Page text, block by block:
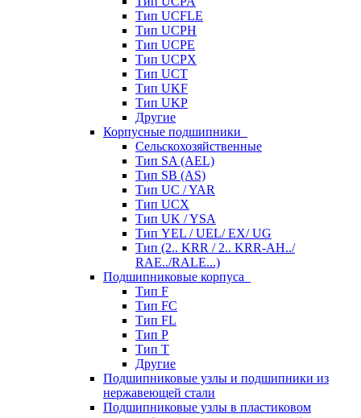
Тип UCFLE
Тип UCPH
Тип UCPE
Тип UCPX
Тип UCT
Тип UKF
Тип UKP
Другие
Корпусные подшипники
Сельскохозяйственные
Тип SA (AEL)
Тип SB (AS)
Тип UC / YAR
Тип UCX
Тип UK / YSA
Тип YEL / UEL/ EX/ UG
Тип (2.. KRR / 2.. KRR-AH../
RAE../RALE...)
Подшипниковые корпуса
Тип F
Тип FC
Тип FL
Тип P
Тип T
Другие
Подшипниковые узлы и подшипники из
нержавеющей стали
Подшипниковые узлы в пластиковом